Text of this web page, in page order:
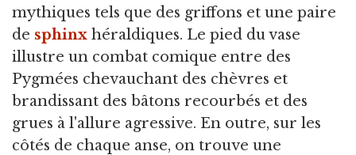
mythiques tels que des griffons et une paire
de sphinx héraldiques. Le pied du vase
illustre un combat comique entre des
Pygmées chevauchant des chèvres et
brandissant des bâtons recourbés et des
grues à l'allure agressive. En outre, sur les
côtés de chaque anse, on trouve une